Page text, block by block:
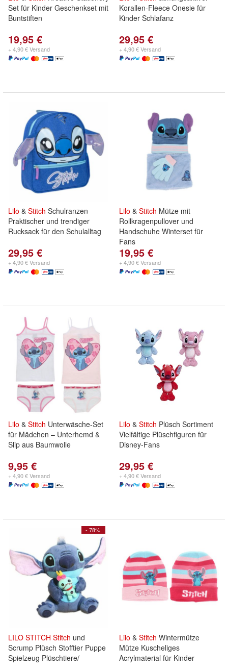
Set für Kinder Geschenkset mit
Buntstiften
19,95 €
+ 4,90 € Versand
Korallen-Fleece Onesie für
Kinder Schlafanz
29,95 €
+ 4,90 € Versand
Lilo & Stitch Schulranzen
Praktischer und trendiger
Rucksack für den Schulalltag
29,95 €
+ 4,90 € Versand
Lilo & Stitch Mütze mit
Rollkragenpullover und
Handschuhe Winterset für
Fans
19,95 €
+ 4,90 € Versand
Lilo & Stitch Unterwäsche-Set
für Mädchen – Unterhemd &
Slip aus Baumwolle
9,95 €
+ 4,90 € Versand
Lilo & Stitch Plüsch Sortiment
Vielfältige Plüschfiguren für
Disney-Fans
29,95 €
+ 4,90 € Versand
- 78%
LILO STITCH Stitch und
Scrump Plüsch Stofftier Puppe
Spielzeug Plüschtiere/
Lilo & Stitch Wintermütze
Mütze Kuscheliges
Acrylmaterial für Kinder